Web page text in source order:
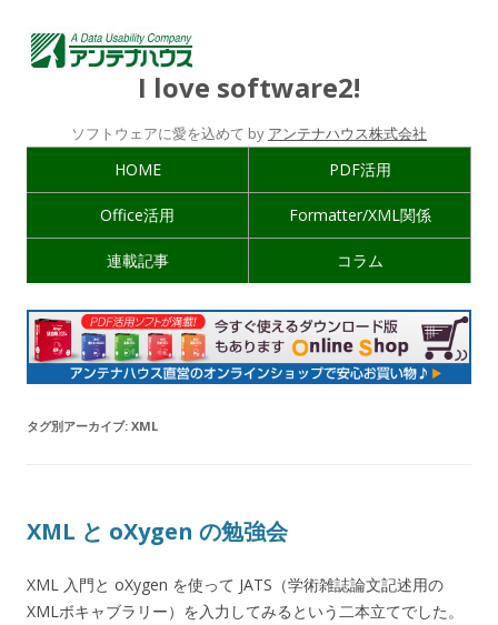
I love software2!
ソフトウェアに愛を込めて by アンテナハウス株式会社
HOME PDF活用
Office活用 Formatter/XML関係
連載記事 コラム
タグ別アーカイブ: XML
XML と oXygen の勉強会
XML 入門と oXygen を使って JATS（学術雑誌論文記述用の
XMLボキャブラリー）を入力してみるという二本立てでした。